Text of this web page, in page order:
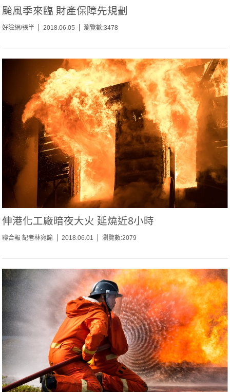
颱風季來臨 財產保障先規劃
好險網/張半 2018.06.05 瀏覽數:3478
伸港化工廠暗夜大火 延燒近8小時
聯合報 記者林宛諭 2018.06.01 瀏覽數:2079